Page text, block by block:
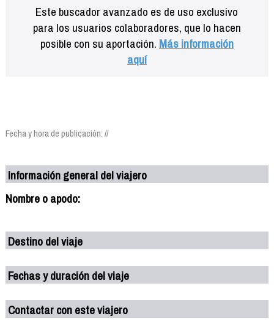
Este buscador avanzado es de uso exclusivo
para los usuarios colaboradores, que lo hacen
posible con su aportación. Más información
aquí
Fecha y hora de publicación: //
Información general del viajero
Nombre o apodo:
Destino del viaje
Fechas y duración del viaje
Contactar con este viajero